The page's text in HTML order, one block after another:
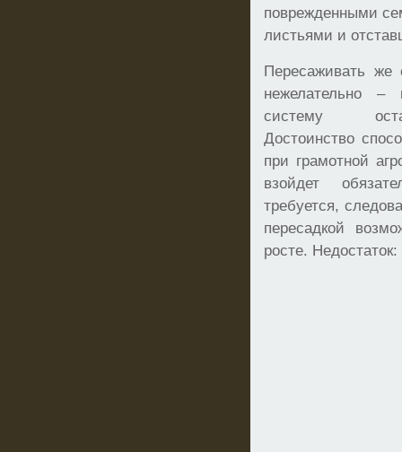
поврежденными
листьями и
Пересаживать же
нежелательно –
систему
Достоинство
при грамотной
взойдет
требуется,
пересадкой
росте.